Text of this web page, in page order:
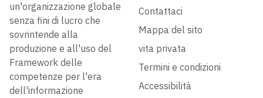
un'organizzazione globale
senza fini di lucro che
sovrintende alla
produzione e all'uso del
Framework delle
competenze per l'era
dell'informazione
Contattaci
Mappa del sito
vita privata
Termini e condizioni
Accessibilità